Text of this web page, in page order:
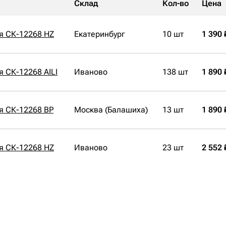
Склад Кол-во Цена
СК-12268 HZ Екатеринбург 10 шт 1 390
СК-12268 AILI Иваново 138 шт 1 890
СК-12268 BP Москва (Балашиха) 13 шт 1 890
СК-12268 HZ Иваново 23 шт 2 552